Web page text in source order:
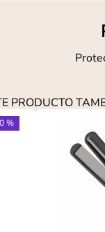
PRODUCTO
%